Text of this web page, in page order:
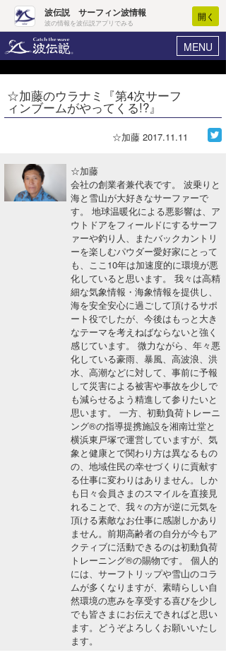
波伝説 サーフィン波情報
波の情報を波伝説アプリでみる
開く
MENU
ヘルプ マイホーム
ログイン
波情報･概況
WAVE HUNTER波予想ツール
サーフィンエリアガイド
会員メニュー
今月のプレゼント
☆加藤のウラナミ『第4次サーフ
ィンブームがやってくる!?』
☆加藤 2017.11.11
☆加藤
会社の創業者兼代表です。 波乗りと
海と雪山が大好きなサーファーで
す。 地球温暖化による悪影響は、ア
ウトドアをフィールドにするサーフ
ァーや釣り人、またバックカントリ
ーを楽しむパウダー愛好家にとって
も、ここ10年は加速度的に環境が悪
化していると思います。 我々は高精
細な気象情報・海象情報を提供し、
海を安全安心に過ごして頂けるサポ
ート役でしたが、今後はもっと大き
なテーマを考えねばならないと強く
感じています。 微力ながら、年々悪
化している豪雨、暴風、高波浪、洪
水、高潮などに対して、事前に予報
して災害による被害や事故を少しで
も減らせるよう精進して参りたいと
思います。 一方、初動負荷トレーニ
ング®の指導提携施設を湘南辻堂と
横浜東戸塚で運営していますが、気
象と健康とで関わり方は異なるもの
の、地域住民の幸せづくりに貢献す
る仕事に変わりはありません。しか
も日々会員さまのスマイルを直接見
れることで、我々の方が逆に元気を
頂ける素敵なお仕事に感謝しかあり
ません。前期高齢者の自分が今もア
クティブに活動できるのは初動負荷
トレーニング®の賜物です。 個人的
には、サーフトリップや雪山のコラ
ムが多くなりますが、素晴らしい自
然環境の恵みを享受する喜びを少し
でも皆さまにお伝えできればと思い
ます。どうぞよろしくお願いいたし
ます。
Core Surf Japan
アート＆エンタメ
ショップ情報
ショップ情報
ルール＆How to
サーファーズ
ライター/寄稿メディア
Core Surf Japan